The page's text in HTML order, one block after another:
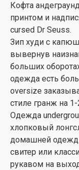
Кофта
принтом и
cursed Dr Seuss.
Зип худи с
вывернув
больших
одежда есть
oversize
стиле гранж на
Одежда
хлопковый
домашней
свитер или
рукавом на